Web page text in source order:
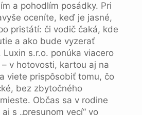
a pohodlím posádky. Pri
oceníte, keď je jasné,
pristátí: či vodič čaká, kde
a ako bude vyzerať
s.r.o. ponúka viacero
v hotovosti, kartou aj na
viete prispôsobiť tomu, čo
bez zbytočného
Občas sa v rodine
s „presunom vecí“ vo